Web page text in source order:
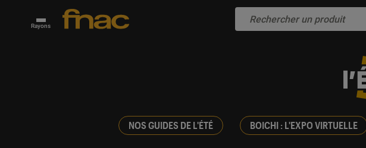
Rayons
NOS GUIDES DE L'ÉTÉ BOICHI : L'EXPO VIRTUELLE